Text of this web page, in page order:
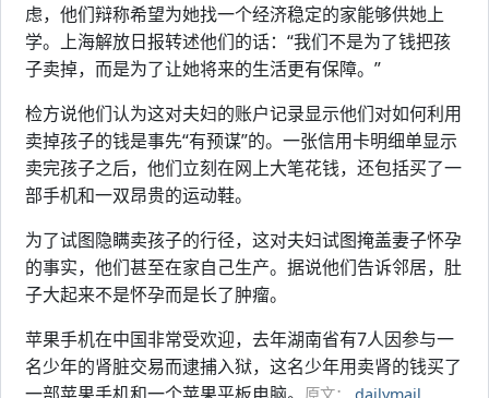
虑，他们辩称希望为她找一个经济稳定的家能够供她上
学。上海解放日报转述他们的话：“我们不是为了钱把孩
子卖掉，而是为了让她将来的生活更有保障。”
检方说他们认为这对夫妇的账户记录显示他们对如何利用
卖掉孩子的钱是事先“有预谋”的。一张信用卡明细单显示
卖完孩子之后，他们立刻在网上大笔花钱，还包括买了一
部手机和一双昂贵的运动鞋。
为了试图隐瞒卖孩子的行径，这对夫妇试图掩盖妻子怀孕
的事实，他们甚至在家自己生产。据说他们告诉邻居，肚
子大起来不是怀孕而是长了肿瘤。
苹果手机在中国非常受欢迎，去年湖南省有7人因参与一
名少年的肾脏交易而逮捕入狱，这名少年用卖肾的钱买了